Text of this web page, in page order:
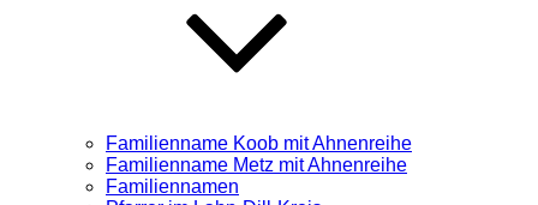
Familienname Koob mit Ahnenreihe
Familienname Metz mit Ahnenreihe
Familiennamen